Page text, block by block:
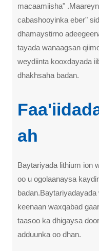
macaamiisha"
cabashooyinka eber"
dhamaystirno
tayada wanaagsan
weydiinta kooxdayada
dhakhsaha badan.
ah
Baytariyada lithium ion
oo u ogolaanaysa
keenaan waxqabad
taasoo ka dhigaysa
adduunka oo dhan.